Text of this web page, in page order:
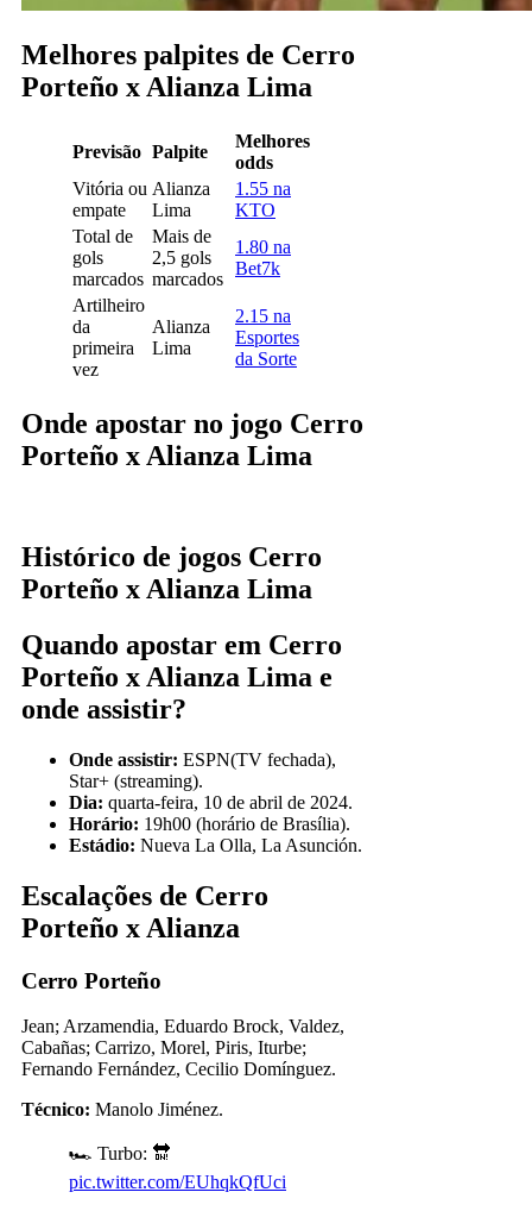
Melhores palpites de Cerro
Porteño x Alianza Lima
Previsão Palpite
Melhores
odds
Vitória ou
empate
Alianza
Lima
1.55 na
KTO
Total de
gols
marcados
Mais de
2,5 gols
marcados
1.80 na
Bet7k
Artilheiro
da
primeira
vez
Alianza
Lima
2.15 na
Esportes
da Sorte
Onde apostar no jogo Cerro
Porteño x Alianza Lima
Histórico de jogos Cerro
Porteño x Alianza Lima
Quando apostar em Cerro
Porteño x Alianza Lima e
onde assistir?
Onde assistir: ESPN(TV fechada),
Star+ (streaming).
Dia: quarta-feira, 10 de abril de 2024.
Horário: 19h00 (horário de Brasília).
Estádio: Nueva La Olla, La Asunción.
Escalações de Cerro
Porteño x Alianza
Cerro Porteño
Jean; Arzamendia, Eduardo Brock, Valdez,
Cabañas; Carrizo, Morel, Piris, Iturbe;
Fernando Fernández, Cecilio Domínguez.
Técnico: Manolo Jiménez.
🏎️ Turbo: 🔛
pic.twitter.com/EUhqkQfUci